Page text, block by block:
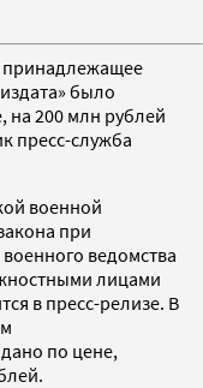
принадлежащее
было
на 200 млн рублей
пресс-служба
военной
при
ведомства
лицами
в пресс-релизе. В
по цене,